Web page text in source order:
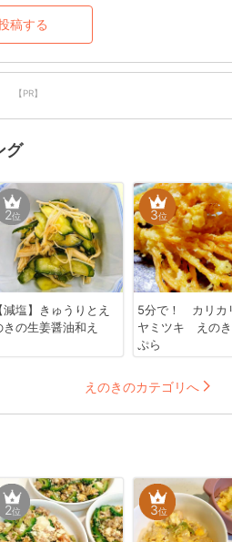
稿する
【PR】
グ
2位
【減塩】きゅうりとえ
きの生姜醤油和え
3位
5分で！ カリカ
ヤミツキ えの
ぷら
えのきのカテゴリへ
2位 3位